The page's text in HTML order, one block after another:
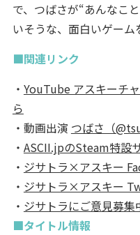
で、つばさが“あんなこ
いそうな、面白いゲーム
■関連リンク
・ YouTube アスキーチ
ら
・動画出演 つばさ（
・ ASCII.jpのSteam特設
・ ジサトラ×アスキー
・ ジサトラ×アスキー
・ ジサトラにご意見募集
■タイトル情報